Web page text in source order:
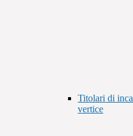
Titolari di
vertice